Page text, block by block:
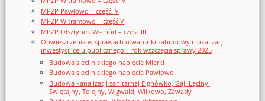
MPZP Pawłowo – część IV
MPZP Witramowo – część V
MPZP Olsztynek Wschód – część III
Obwieszczenia w sprawach o warunki zabudowy i lokalizacji
inwestycji celu publicznego – rok wszczęcia sprawy 2025
Budowa sieci niskiego napięcia Mierki
Budowa sieci niskiego napięcia Pawłowo
Budowa kanalizacji sanitarnej Elgnówko, Gaj, Łęciny,
Świętajny, Tolejny, Wigwałd, Wilkowo, Zawady